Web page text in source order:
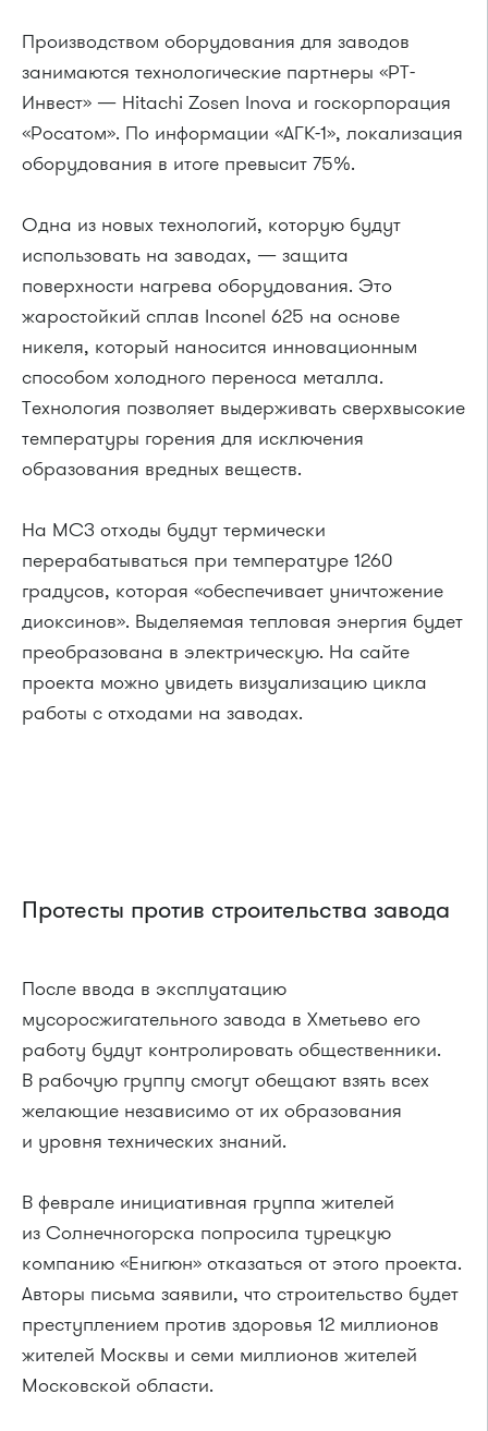
Производством оборудования для заводов
занимаются технологические партнеры «РТ-
Инвест» — Hitachi Zosen Inova и госкорпорация
«Росатом». По информации «АГК-1», локализация
оборудования в итоге превысит 75%.
Одна из новых технологий, которую будут
использовать на заводах, — защита
поверхности нагрева оборудования. Это
жаростойкий сплав Inconel 625 на основе
никеля, который наносится инновационным
способом холодного переноса металла.
Технология позволяет выдерживать сверхвысокие
температуры горения для исключения
образования вредных веществ.
На МСЗ отходы будут термически
перерабатываться при температуре 1260
градусов, которая «обеспечивает уничтожение
диоксинов». Выделяемая тепловая энергия будет
преобразована в электрическую. На сайте
проекта можно увидеть визуализацию цикла
работы с отходами на заводах.
Протесты против строительства завода
После ввода в эксплуатацию
мусоросжигательного завода в Хметьево его
работу будут контролировать общественники.
В рабочую группу смогут обещают взять всех
желающие независимо от их образования
и уровня технических знаний.
В феврале инициативная группа жителей
из Солнечногорска попросила турецкую
компанию «Енигюн» отказаться от этого проекта.
Авторы письма заявили, что строительство будет
преступлением против здоровья 12 миллионов
жителей Москвы и семи миллионов жителей
Московской области.